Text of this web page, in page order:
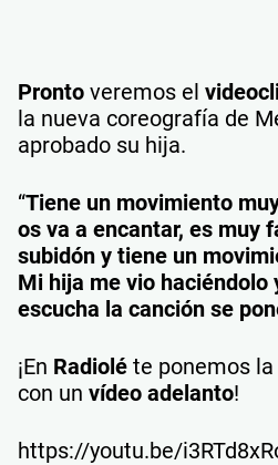
Pronto veremos el
la nueva coreografía de
aprobado su hija.
“Tiene un movimiento
os va a encantar, es muy
subidón y tiene un
Mi hija me vio haciéndolo
escucha la canción se
¡En Radiolé te ponemos
con un vídeo adelanto!
https://youtu.be/